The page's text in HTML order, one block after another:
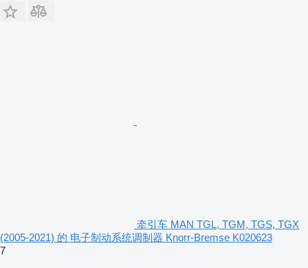
牵引车 MAN TGL, TGM, TGS, TGX
(2005-2021) 的 电子制动系统调制器 Knorr-Bremse K020623
7